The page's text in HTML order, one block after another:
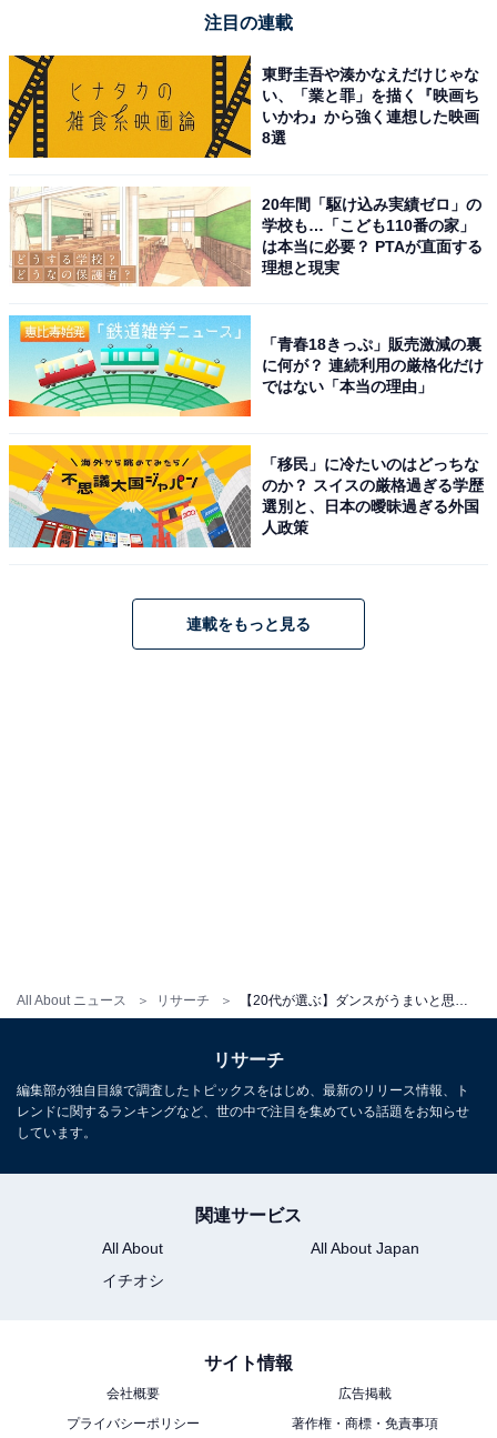
All About ニュース リサーチ
View this post on Instagram
1位に輝いたのは、同じくSnow Manのメンバーとして活
躍する佐久間大介さんです。小柄な体躯ながらも、ステ
かなダンスが特徴。他を圧倒する豊かな表現力と卓越し
たアクロバット技術に定評があり、技術の高さと卓越し
／宮崎県）
「佐久間さんはバレエの経験があり、それがパフォ
ーマンスに生かされているイメージがある」（20代
※回答者からのコメントは原文ママです
次ページ 10位までのランキング結果を見る
注目の連載
東野圭吾や湊かなえだけじゃな
い、「業と罪」を描く『映画ち
いかわ』から強く連想した映画
8選
20年間「駆け込み実績ゼロ」の
学校も…「こども110番の家」
は本当に必要？ PTAが直面する
理想と現実
「青春18きっぷ」販売激減の裏
に何が？ 連続利用の厳格化だけ
ではない「本当の理由」
「移民」に冷たいのはどっちな
のか？ スイスの厳格過ぎる学歴
選別と、日本の曖昧過ぎる外国
人政策
連載をもっと見る
リサーチ
編集部が独自目線で調査したトピックスをはじめ、最新のリリース情報、ト
レンドに関するランキングなど、世の中で注目を集めている話題をお知らせ
しています。
関連サービス
All About
All About Japan
イチオシ
サイト情報
会社概要
広告掲載
プライバシーポリシー
著作権・商標・免責事項